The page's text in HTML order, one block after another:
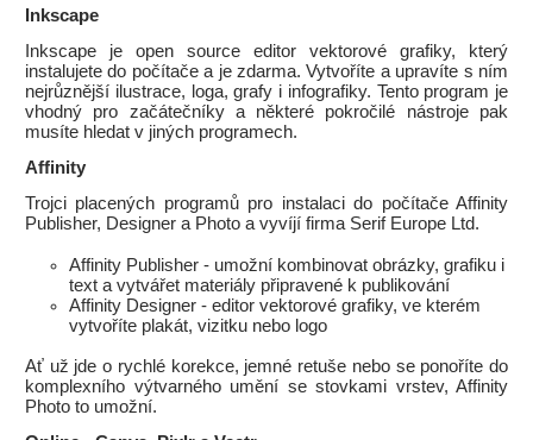
Inkscape
Inkscape je open source editor vektorové grafiky, který
instalujete do počítače a je zdarma. Vytvoříte a upravíte s ním
nejrůznější ilustrace, loga, grafy i infografiky. Tento program je
vhodný pro začátečníky a některé pokročilé nástroje pak
musíte hledat v jiných programech.
Affinity
Trojci placených programů pro instalaci do počítače Affinity
Publisher, Designer a Photo a vyvíjí firma Serif Europe Ltd.
Affinity Publisher - umožní kombinovat obrázky, grafiku i
text a vytvářet materiály připravené k publikování
Affinity Designer - editor vektorové grafiky, ve kterém
vytvoříte plakát, vizitku nebo logo
Ať už jde o rychlé korekce, jemné retuše nebo se ponoříte do
komplexního výtvarného umění se stovkami vrstev, Affinity
Photo to umožní.